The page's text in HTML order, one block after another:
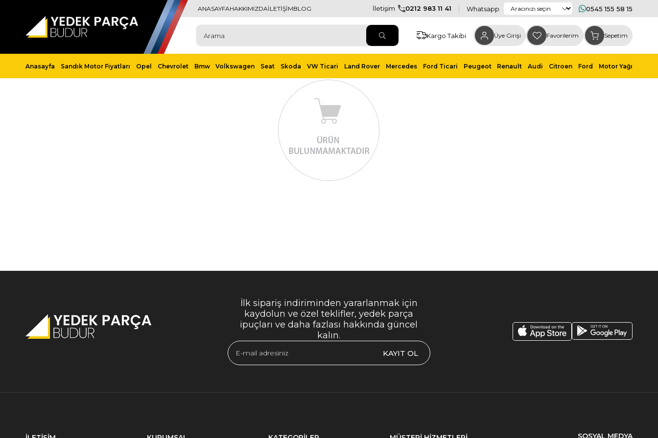
ANASAYFAHAKKIMIZDAİLETİŞİMBLOG İletişim 0212 983 11 41 Whatsapp 0545 155 58 15
Kargo Takibi Üye Girişi Favorilerim Sepetim
Anasayfa Sandık Motor Fiyatları Opel Chevrolet Bmw Volkswagen Seat Skoda VW Ticari Land Rover Mercedes Ford Ticari Peugeot Renault Audi Citroen Ford Motor Yağı
İlk sipariş indiriminden yararlanmak için
kaydolun ve özel teklifler, yedek parça
ipuçları ve daha fazlası hakkında güncel
kalın.
KAYIT OL
SOSYAL MEDYA